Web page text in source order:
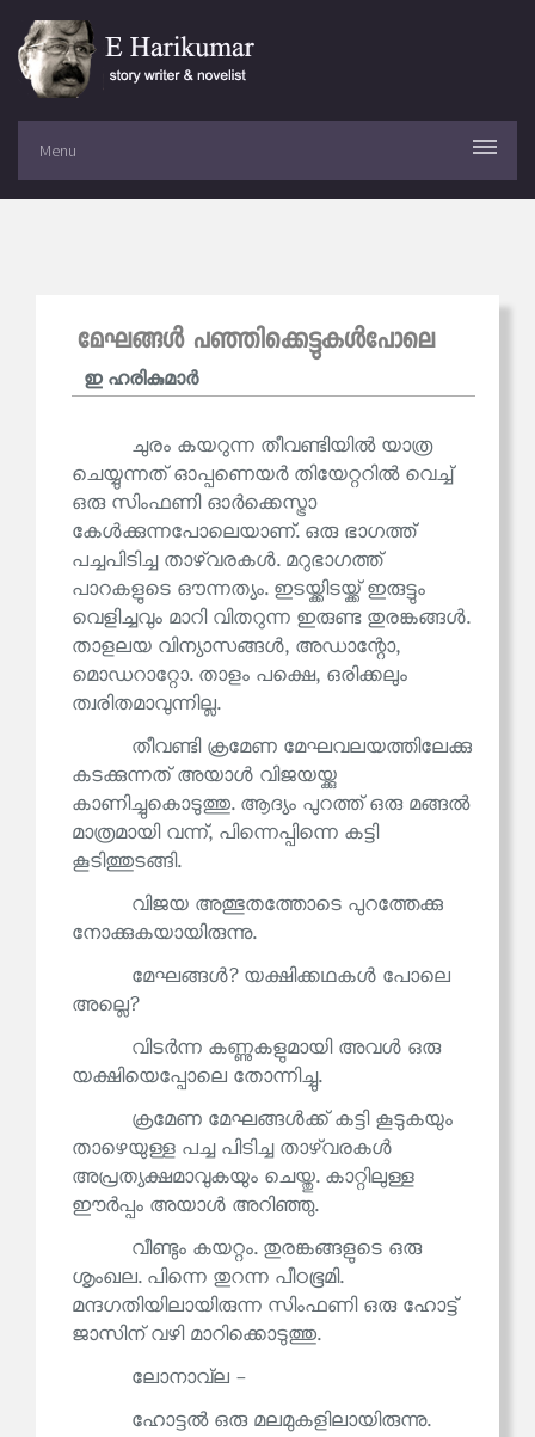
Menu
മേഘങ്ങൾ പഞ്ഞിക്കെട്ടുകൾപോലെ
ഇ ഹരികുമാര്‍
ചുരം കയറുന്ന തീവണ്ടിയിൽ യാത്ര
ചെയ്യുന്നത് ഓപ്പണെയർ തിയേറ്ററിൽ വെച്ച്
ഒരു സിംഫണി ഓർക്കെസ്ട്രാ
കേൾക്കുന്നപോലെയാണ്. ഒരു ഭാഗത്ത്
പച്ചപിടിച്ച താഴ്‌വരകൾ. മറുഭാഗത്ത്
പാറകളുടെ ഔന്നത്യം. ഇടയ്ക്കിടയ്ക്ക് ഇരുട്ടും
വെളിച്ചവും മാറി വിതറുന്ന ഇരുണ്ട തുരങ്കങ്ങൾ.
താളലയ വിന്യാസങ്ങൾ, അഡാന്റോ,
മൊഡറാറ്റോ. താളം പക്ഷെ, ഒരിക്കലും
ത്വരിതമാവുന്നില്ല.
തീവണ്ടി ക്രമേണ മേഘവലയത്തിലേക്കു
കടക്കുന്നത് അയാൾ വിജയയ്ക്കു
കാണിച്ചുകൊടുത്തു. ആദ്യം പുറത്ത് ഒരു മങ്ങൽ
മാത്രമായി വന്ന്, പിന്നെപ്പിന്നെ കട്ടി
കൂടിത്തുടങ്ങി.
വിജയ അത്ഭുതത്തോടെ പുറത്തേക്കു
നോക്കുകയായിരുന്നു.
മേഘങ്ങൾ? യക്ഷിക്കഥകൾ പോലെ
അല്ലെ?
വിടർന്ന കണ്ണുകളുമായി അവൾ ഒരു
യക്ഷിയെപ്പോലെ തോന്നിച്ചു.
ക്രമേണ മേഘങ്ങൾക്ക് കട്ടി കൂടുകയും
താഴെയുള്ള പച്ച പിടിച്ച താഴ്‌വരകൾ
അപ്രത്യക്ഷമാവുകയും ചെയ്തു. കാറ്റിലുള്ള
ഈർപ്പം അയാൾ അറിഞ്ഞു.
വീണ്ടും കയറ്റം. തുരങ്കങ്ങളുടെ ഒരു
ശൃംഖല. പിന്നെ തുറന്ന പീഠഭൂമി.
മന്ദഗതിയിലായിരുന്ന സിംഫണി ഒരു ഹോട്ട്
ജാസിന് വഴി മാറിക്കൊടുത്തു.
ലോനാവ്‌ല -
ഹോട്ടൽ ഒരു മലമുകളിലായിരുന്നു.